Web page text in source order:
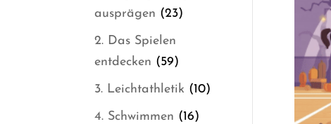
ausprägen
2323
2. Das Spielen
entdecken
5959
Produkte
3. Leichtathletik 1010
4. Schwimmen 1616